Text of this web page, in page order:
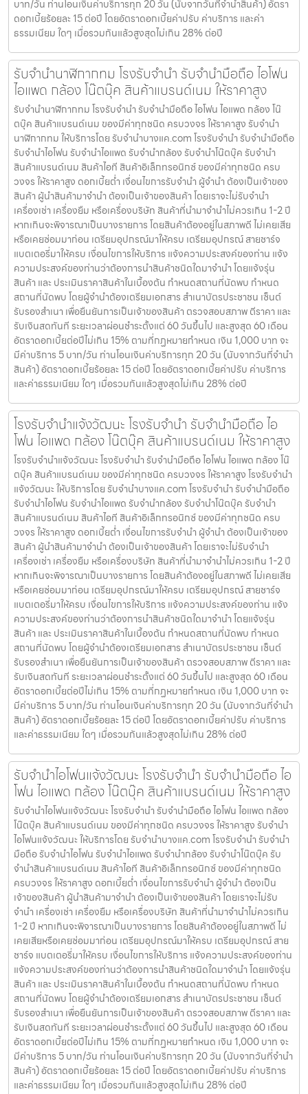
บาท/วัน ท่านโอนเงินค่าบริการทุก 20 วัน (นับจากวันที่จำนำสินค้า) อัตรา
ดอกเบี้ยร้อยละ 15 ต่อปี โดยอัตราดอกเบี้ยค่าปรับ ค่าบริการ และค่า
ธรรมเนียม ใดๆ เมื่อรวมกันแล้วสูงสุดไม่เกิน 28% ต่อปี
รับจำนำนาฬิกากทม โรงรับจำนำ รับจำนำมือถือ ไอโฟน
ไอแพด กล้อง โน๊ตบุ๊ค สินค้าแบรนด์เนม ให้ราคาสูง
รับจำนำนาฬิกากทม โรงรับจำนำ รับจำนำมือถือ ไอโฟน ไอแพด กล้อง โน๊
ตบุ๊ค สินค้าแบรนด์เนม ของมีค่าทุกชนิด ครบวงจร ให้ราคาสูง รับจำนำ
นาฬิกากทม ให้บริการโดย รับจํานําบางแค.com โรงรับจำนำ รับจำนำมือถือ
รับจำนำไอโฟน รับจำนำไอแพด รับจำนำกล้อง รับจำนำโน๊ตบุ๊ค รับจำนำ
สินค้าแบรนด์เนม สินค้าไอที สินค้าอิเล็กทรอนิกซ์ ของมีค่าทุกชนิด ครบ
วงจร ให้ราคาสูง ดอกเบี้ยต่ำ เงื่อนไขการรับจำนำ ผู้จำนำ ต้องเป็นเจ้าของ
สินค้า ผู้นำสินค้ามาจำนำ ต้องเป็นเจ้าของสินค้า โดยเราจะไม่รับจำนำ
เครื่องเช่า เครื่องยืม หรือเครื่องบริษัท สินค้าที่นำมาจำนำไม่ควรเกิน 1-2 ปี
หากเกินจะพิจารณาเป็นบางรายการ โดยสินค้าต้องอยู่ในสภาพดี ไม่เคยเสีย
หรือเคยซ่อมมาก่อน เตรียมอุปกรณ์มาให้ครบ เตรียมอุปกรณ์ สายชาร์จ
แบตเตอรี่มาให้ครบ เงื่อนไขการให้บริการ แจ้งความประสงค์ของท่าน แจ้ง
ความประสงค์ของท่านว่าต้องการนำสินค้าชนิดใดมาจำนำ โดยแจ้งรุ่น
สินค้า และ ประเมินราคาสินค้าในเบื้องต้น กำหนดสถานที่นัดพบ กำหนด
สถานที่นัดพบ โดยผู้จำนำต้องเตรียมเอกสาร สำเนาบัตรประชาชน เซ็นต์
รับรองสำเนา เพื่อยืนยันการเป็นเจ้าของสินค้า ตรวจสอบสภาพ ตีราคา และ
รับเงินสดทันที ระยะเวลาผ่อนชำระตั้งแต่ 60 วันขึ้นไป และสูงสุด 60 เดือน
อัตราดอกเบี้ยต่อปีไม่เกิน 15% ตามที่กฏหมายกำหนด เงิน 1,000 บาท จะ
มีค่าบริการ 5 บาท/วัน ท่านโอนเงินค่าบริการทุก 20 วัน (นับจากวันที่จำนำ
สินค้า) อัตราดอกเบี้ยร้อยละ 15 ต่อปี โดยอัตราดอกเบี้ยค่าปรับ ค่าบริการ
และค่าธรรมเนียม ใดๆ เมื่อรวมกันแล้วสูงสุดไม่เกิน 28% ต่อปี
โรงรับจำนำแจ้งวัฒนะ โรงรับจำนำ รับจำนำมือถือ ไอ
โฟน ไอแพด กล้อง โน๊ตบุ๊ค สินค้าแบรนด์เนม ให้ราคาสูง
โรงรับจำนำแจ้งวัฒนะ โรงรับจำนำ รับจำนำมือถือ ไอโฟน ไอแพด กล้อง โน๊
ตบุ๊ค สินค้าแบรนด์เนม ของมีค่าทุกชนิด ครบวงจร ให้ราคาสูง โรงรับจำนำ
แจ้งวัฒนะ ให้บริการโดย รับจํานําบางแค.com โรงรับจำนำ รับจำนำมือถือ
รับจำนำไอโฟน รับจำนำไอแพด รับจำนำกล้อง รับจำนำโน๊ตบุ๊ค รับจำนำ
สินค้าแบรนด์เนม สินค้าไอที สินค้าอิเล็กทรอนิกซ์ ของมีค่าทุกชนิด ครบ
วงจร ให้ราคาสูง ดอกเบี้ยต่ำ เงื่อนไขการรับจำนำ ผู้จำนำ ต้องเป็นเจ้าของ
สินค้า ผู้นำสินค้ามาจำนำ ต้องเป็นเจ้าของสินค้า โดยเราจะไม่รับจำนำ
เครื่องเช่า เครื่องยืม หรือเครื่องบริษัท สินค้าที่นำมาจำนำไม่ควรเกิน 1-2 ปี
หากเกินจะพิจารณาเป็นบางรายการ โดยสินค้าต้องอยู่ในสภาพดี ไม่เคยเสีย
หรือเคยซ่อมมาก่อน เตรียมอุปกรณ์มาให้ครบ เตรียมอุปกรณ์ สายชาร์จ
แบตเตอรี่มาให้ครบ เงื่อนไขการให้บริการ แจ้งความประสงค์ของท่าน แจ้ง
ความประสงค์ของท่านว่าต้องการนำสินค้าชนิดใดมาจำนำ โดยแจ้งรุ่น
สินค้า และ ประเมินราคาสินค้าในเบื้องต้น กำหนดสถานที่นัดพบ กำหนด
สถานที่นัดพบ โดยผู้จำนำต้องเตรียมเอกสาร สำเนาบัตรประชาชน เซ็นต์
รับรองสำเนา เพื่อยืนยันการเป็นเจ้าของสินค้า ตรวจสอบสภาพ ตีราคา และ
รับเงินสดทันที ระยะเวลาผ่อนชำระตั้งแต่ 60 วันขึ้นไป และสูงสุด 60 เดือน
อัตราดอกเบี้ยต่อปีไม่เกิน 15% ตามที่กฏหมายกำหนด เงิน 1,000 บาท จะ
มีค่าบริการ 5 บาท/วัน ท่านโอนเงินค่าบริการทุก 20 วัน (นับจากวันที่จำนำ
สินค้า) อัตราดอกเบี้ยร้อยละ 15 ต่อปี โดยอัตราดอกเบี้ยค่าปรับ ค่าบริการ
และค่าธรรมเนียม ใดๆ เมื่อรวมกันแล้วสูงสุดไม่เกิน 28% ต่อปี
รับจำนำไอโฟนแจ้งวัฒนะ โรงรับจำนำ รับจำนำมือถือ ไอ
โฟน ไอแพด กล้อง โน๊ตบุ๊ค สินค้าแบรนด์เนม ให้ราคาสูง
รับจำนำไอโฟนแจ้งวัฒนะ โรงรับจำนำ รับจำนำมือถือ ไอโฟน ไอแพด กล้อง
โน๊ตบุ๊ค สินค้าแบรนด์เนม ของมีค่าทุกชนิด ครบวงจร ให้ราคาสูง รับจำนำ
ไอโฟนแจ้งวัฒนะ ให้บริการโดย รับจํานําบางแค.com โรงรับจำนำ รับจำนำ
มือถือ รับจำนำไอโฟน รับจำนำไอแพด รับจำนำกล้อง รับจำนำโน๊ตบุ๊ค รับ
จำนำสินค้าแบรนด์เนม สินค้าไอที สินค้าอิเล็กทรอนิกซ์ ของมีค่าทุกชนิด
ครบวงจร ให้ราคาสูง ดอกเบี้ยต่ำ เงื่อนไขการรับจำนำ ผู้จำนำ ต้องเป็น
เจ้าของสินค้า ผู้นำสินค้ามาจำนำ ต้องเป็นเจ้าของสินค้า โดยเราจะไม่รับ
จำนำ เครื่องเช่า เครื่องยืม หรือเครื่องบริษัท สินค้าที่นำมาจำนำไม่ควรเกิน
1-2 ปี หากเกินจะพิจารณาเป็นบางรายการ โดยสินค้าต้องอยู่ในสภาพดี ไม่
เคยเสียหรือเคยซ่อมมาก่อน เตรียมอุปกรณ์มาให้ครบ เตรียมอุปกรณ์ สาย
ชาร์จ แบตเตอรี่มาให้ครบ เงื่อนไขการให้บริการ แจ้งความประสงค์ของท่าน
แจ้งความประสงค์ของท่านว่าต้องการนำสินค้าชนิดใดมาจำนำ โดยแจ้งรุ่น
สินค้า และ ประเมินราคาสินค้าในเบื้องต้น กำหนดสถานที่นัดพบ กำหนด
สถานที่นัดพบ โดยผู้จำนำต้องเตรียมเอกสาร สำเนาบัตรประชาชน เซ็นต์
รับรองสำเนา เพื่อยืนยันการเป็นเจ้าของสินค้า ตรวจสอบสภาพ ตีราคา และ
รับเงินสดทันที ระยะเวลาผ่อนชำระตั้งแต่ 60 วันขึ้นไป และสูงสุด 60 เดือน
อัตราดอกเบี้ยต่อปีไม่เกิน 15% ตามที่กฏหมายกำหนด เงิน 1,000 บาท จะ
มีค่าบริการ 5 บาท/วัน ท่านโอนเงินค่าบริการทุก 20 วัน (นับจากวันที่จำนำ
สินค้า) อัตราดอกเบี้ยร้อยละ 15 ต่อปี โดยอัตราดอกเบี้ยค่าปรับ ค่าบริการ
และค่าธรรมเนียม ใดๆ เมื่อรวมกันแล้วสูงสุดไม่เกิน 28% ต่อปี